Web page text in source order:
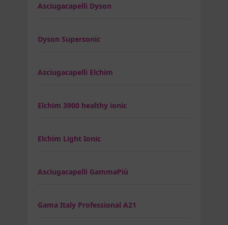
Asciugacapelli Dyson
Dyson Supersonic
Asciugacapelli Elchim
Elchim 3900 healthy ionic
Elchim Light Ionic
Asciugacapelli GammaPiù
Gama Italy Professional A21